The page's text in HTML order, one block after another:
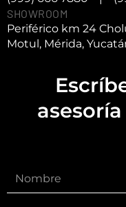
SHOWROOM
Periférico km 24
Motul, Mérida,